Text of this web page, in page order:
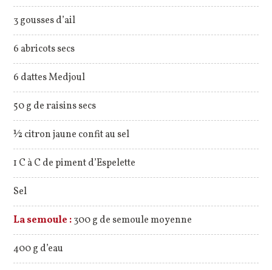
3 gousses d’ail
6 abricots secs
6 dattes Medjoul
50 g de raisins secs
½ citron jaune confit au sel
1 C à C de piment d’Espelette
Sel
La semoule :300 g de semoule moyenne
400 g d’eau